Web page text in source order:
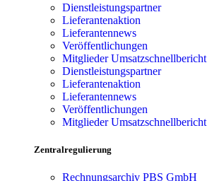
Dienstleistungspartner
Lieferantenaktion
Lieferantennews
Veröffentlichungen
Mitglieder Umsatzschnellbericht
Dienstleistungspartner
Lieferantenaktion
Lieferantennews
Veröffentlichungen
Mitglieder Umsatzschnellbericht
Zentralregulierung
Rechnungsarchiv PBS GmbH